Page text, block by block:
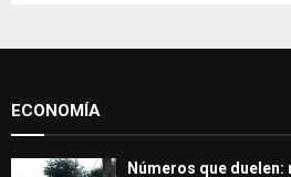
o
ECONOMÍA
Números que